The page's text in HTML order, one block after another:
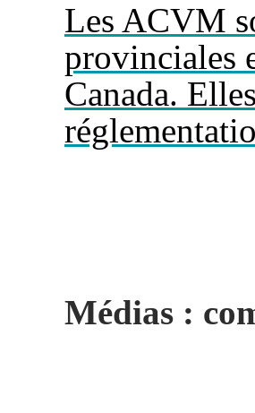
Les ACVM
provinciales
Canada.
Médias :